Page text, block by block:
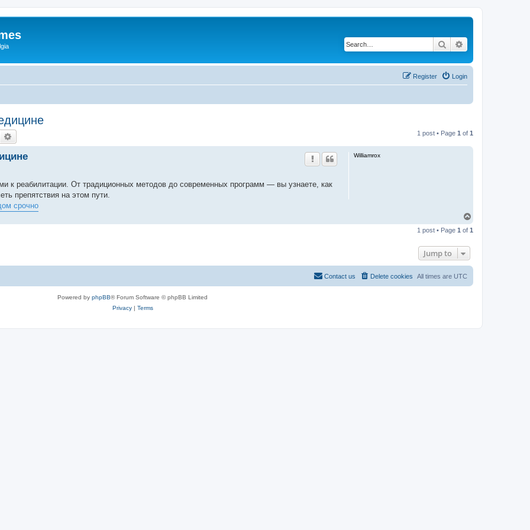
Search
Login
Register
Search 1 post • Page 1 of 1
Williamrox
к реабилитации. От традиционных методов до современных программ — вы узнаете, как
препятствия на этом пути.
срочно
p
1 post • Page 1 of 1
Jump to
All times are UTC
Delete cookies
Contact us
Powered by phpBB® Forum Software © phpBB Limited
Privacy| Terms